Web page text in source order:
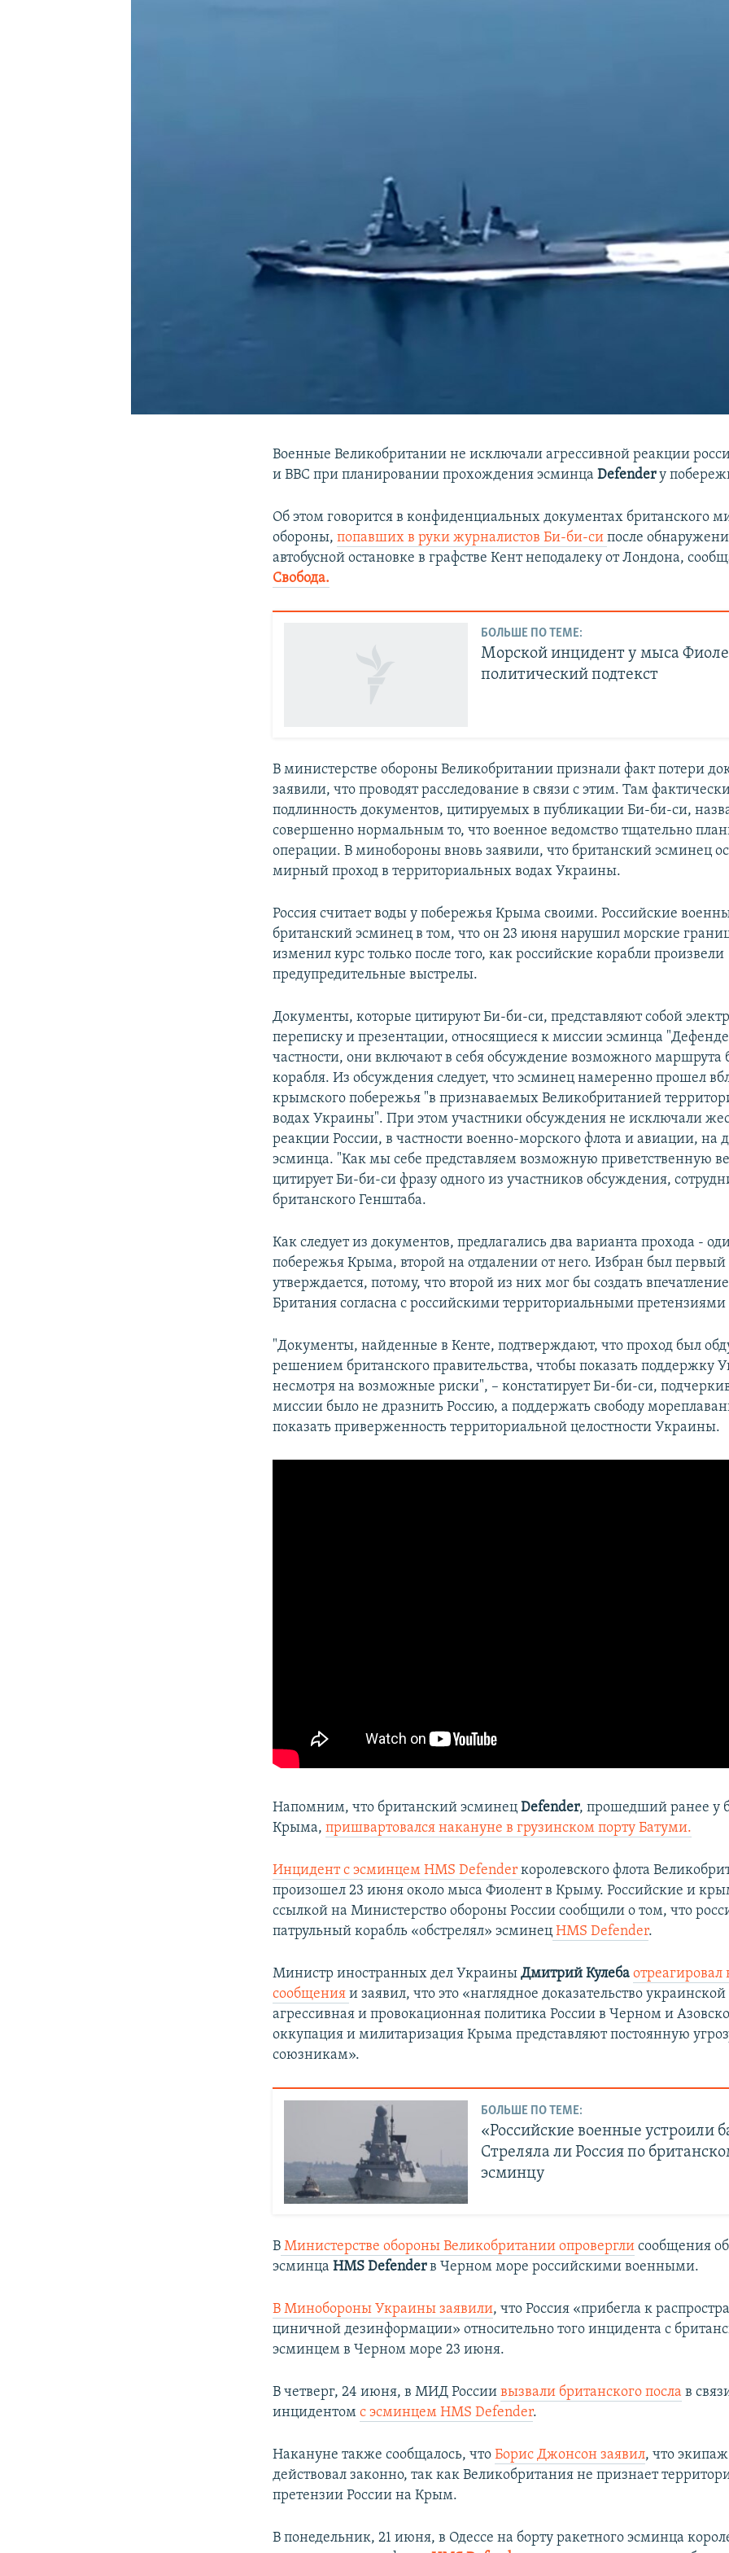
Военные Великобритании не исключали агрессивной реакции
и ВВС при планировании прохождения эсминцаDefenderу
Об этом говорится в конфиденциальных документах британского
обороны,попавших в руки журналистов Би-би-сипосле
автобусной остановке в графстве Кент неподалеку от Лондона,
Свобода.
БОЛЬШЕ ПО ТЕМЕ:
Морской инцидент у мыса
политический подтекст
В министерстве обороны Великобритании признали факт потери
заявили, что проводят расследование в связи с этим. Там
подлинность документов, цитируемых в публикации Би-би-си,
совершенно нормальным то, что военное ведомство тщательно
операции. В минобороны вновь заявили, что британский эсминец
мирный проход в территориальных водах Украины.
Россия считает воды у побережья Крыма своими. Российские
британский эсминец в том, что он 23 июня нарушил морские
изменил курс только после того, как российские корабли произвели
предупредительные выстрелы.
Документы, которые цитируют Би-би-си, представляют собой
переписку и презентации, относящиеся к миссии эсминца
частности, они включают в себя обсуждение возможного маршрута
корабля. Из обсуждения следует, что эсминец намеренно прошел
крымского побережья "в признаваемых Великобританией
водах Украины". При этом участники обсуждения не исключали
реакции России, в частности военно-морского флота и авиации, на
эсминца. "Как мы себе представляем возможную приветственную
цитирует Би-би-си фразу одного из участников обсуждения,
британского Генштаба.
Как следует из документов, предлагались два варианта прохода -
побережья Крыма, второй на отдалении от него. Избран был первый
утверждается, потому, что второй из них мог бы создать
Британия согласна с российскими территориальными
"Документы, найденные в Кенте, подтверждают, что проход был
решением британского правительства, чтобы показать поддержку
несмотря на возможные риски", – констатирует Би-би-си,
миссии было не дразнить Россию, а поддержать свободу
показать приверженность территориальной целостности Украины.
Напомним, что британский эсминецDefender, прошедший ранее у
Крыма,пришвартовался накануне в грузинском порту Батуми.
Инцидент с эсминцем HMS Defenderкоролевского флота
произошел 23 июня около мыса Фиолент в Крыму. Российские и
ссылкой на Министерство обороны России сообщили о том, что
патрульный корабль «обстрелял» эсминец HMS Defender.
Министр иностранных дел УкраиныДмитрий Кулеба отреагировал
сообщенияи заявил, что это «наглядное доказательство
агрессивная и провокационная политика России в Черном и
оккупация и милитаризация Крыма представляют постоянную
союзникам».
БОЛЬШЕ ПО ТЕМЕ:
«Российские военные устроили
Стреляла ли Россия по
эсминцу
В Министерстве обороны Великобритании опровергли сообщения об
эсминцаHMS Defenderв Черном море российскими военными.
В Минобороны Украины заявили, что Россия «прибегла к
циничной дезинформации» относительно того инцидента с
эсминцем в Черном море 23 июня.
В четверг, 24 июня, в МИД Россиивызвали британского посла в
инцидентомс эсминцем HMS Defender.
Накануне также сообщалось, чтоБорис Джонсон заявил, что
действовал законно, так как Великобритания не признает
претензии России на Крым.
В понедельник, 21 июня, в Одессе на борту ракетного эсминца